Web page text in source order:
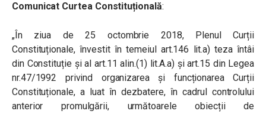
Comunicat Curtea Constituțională:
„În ziua de 25 octombrie 2018, Plenul Curții
Constituționale, învestit în temeiul art.146 lit.a) teza întâi
din Constituție și al art.11 alin.(1) lit.A.a) și art.15 din Legea
nr.47/1992 privind organizarea și funcționarea Curții
Constituționale, a luat în dezbatere, în cadrul controlului
anterior promulgării, următoarele obiecții de